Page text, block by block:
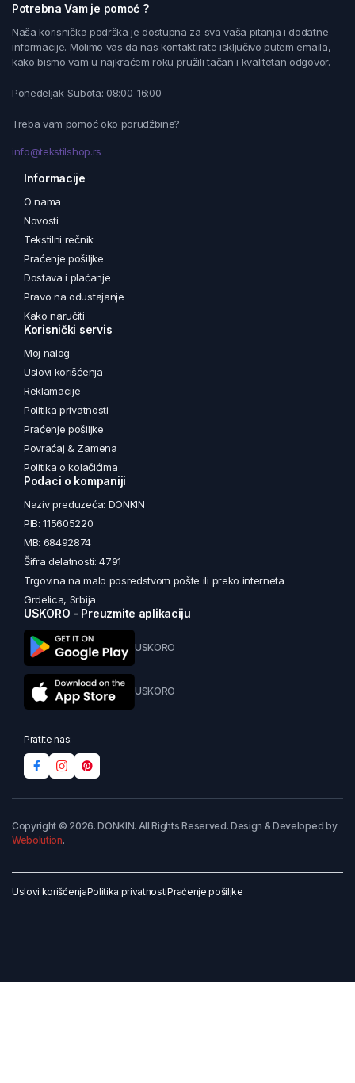
Potrebna Vam je pomoć ?
Naša korisnička podrška je dostupna za sva vaša pitanja i dodatne
informacije. Molimo vas da nas kontaktirate isključivo putem emaila,
kako bismo vam u najkraćem roku pružili tačan i kvalitetan odgovor.
Ponedeljak-Subota: 08:00-16:00
Treba vam pomoć oko porudžbine?
info@tekstilshop.rs
Informacije
O nama
Novosti
Tekstilni rečnik
Praćenje pošiljke
Dostava i plaćanje
Pravo na odustajanje
Kako naručiti
Korisnički servis
Moj nalog
Uslovi korišćenja
Reklamacije
Politika privatnosti
Praćenje pošiljke
Povraćaj & Zamena
Politika o kolačićima
Podaci o kompaniji
Naziv preduzeća: DONKIN
PIB: 115605220
MB: 68492874
Šifra delatnosti: 4791
Trgovina na malo posredstvom pošte ili preko interneta
Grdelica, Srbija
USKORO - Preuzmite aplikaciju
USKORO
USKORO
Pratite nas:
Copyright © 2026. DONKIN. All Rights Reserved. Design & Developed by
Webolution.
Uslovi korišćenjaPolitika privatnostiPraćenje pošiljke